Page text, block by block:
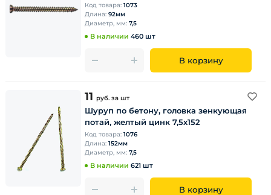
Код товара: 1073
Длина: 92мм
Диаметр, мм: 7,5
В наличии 460 шт
В корзину
11 руб. за шт
Шуруп по бетону, головка зенкующая
потай, желтый цинк 7,5х152
Код товара: 1076
Длина: 152мм
Диаметр, мм: 7,5
В наличии 621 шт
В корзину